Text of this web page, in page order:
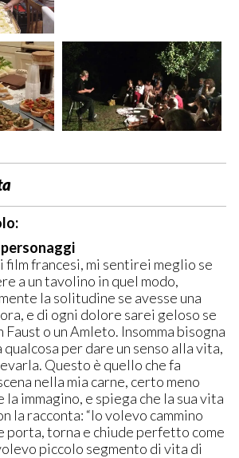
film francesi, mi sentirei meglio se
a un tavolino in quel modo,
la solitudine se avesse una
e di ogni dolore sarei geloso se
Faust o un Amleto. Insomma bisogna
per dare un senso alla vita,
Questo è quello che fa
nella mia carne, certo meno
la immagino, e spiega che la sua vita
la racconta: “Io volevo cammino
porta, torna e chiude perfetto come
piccolo segmento di vita di